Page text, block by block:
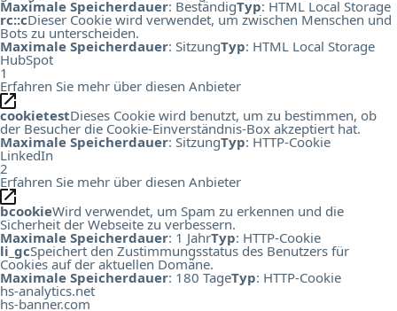
Maximale Speicherdauer: BeständigTyp: HTML Local Storage
rc::cDieser Cookie wird verwendet, um zwischen Menschen und
Bots zu unterscheiden.
Maximale Speicherdauer: SitzungTyp: HTML Local Storage
HubSpot
1
Erfahren Sie mehr über diesen Anbieter
cookietestDieses Cookie wird benutzt, um zu bestimmen, ob
der Besucher die Cookie-Einverständnis-Box akzeptiert hat.
Maximale Speicherdauer: SitzungTyp: HTTP-Cookie
LinkedIn
2
Erfahren Sie mehr über diesen Anbieter
bcookieWird verwendet, um Spam zu erkennen und die
Sicherheit der Webseite zu verbessern.
Maximale Speicherdauer: 1 JahrTyp: HTTP-Cookie
li_gcSpeichert den Zustimmungsstatus des Benutzers für
Cookies auf der aktuellen Domäne.
Maximale Speicherdauer: 180 TageTyp: HTTP-Cookie
hs-analytics.net
hs-banner.com